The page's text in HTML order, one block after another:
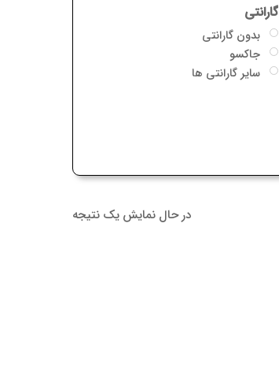
گارانتی
بدون گارانتی
جاکسو
سایر گارانتی ها
در حال نمایش یک نتیجه